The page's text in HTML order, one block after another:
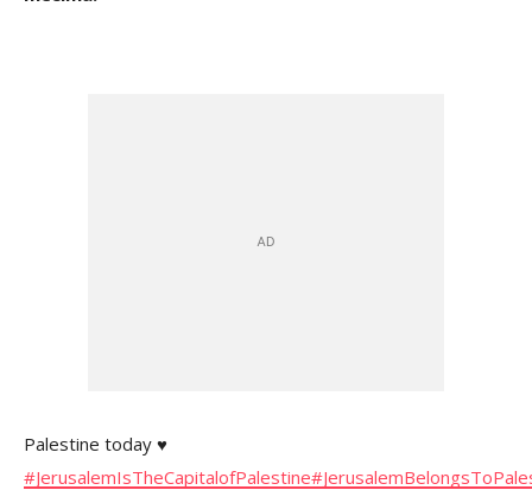
Palestine today ♥️
#JerusalemIsTheCapitalofPalestine